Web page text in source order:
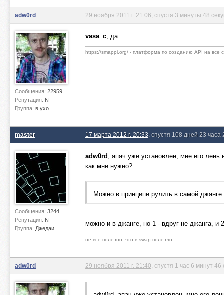
adw0rd
Сообщения: 22959
Репутация: N
Группа: в ухо
29 ноября 2011 г. 21:06 , спустя 3 минуты 48
vasa_c, да
https://smappi.org/ - платформа по созданию API на все
master
Сообщения: 3244
Репутация: N
Группа: Джедаи
17 марта 2012 г. 20:33 , спустя 108 дней 23 часа
adw0rd , апач уже установлен, мне его лень
как мне нужно?
Можно в принципе рулить в самой джанге
можно и в джанге, но 1 - вдруг не джанга, и
не всё полезно, что в swap полезло
adw0rd 29 ноября 2011 г. 21:40 , спустя 1 час 6 минут 46